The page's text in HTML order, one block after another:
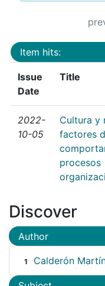
Item hits:
Issue
Date
Title
2022-
10-05
Cultura y
factores
procesos
Discover
Author
1 Calderón